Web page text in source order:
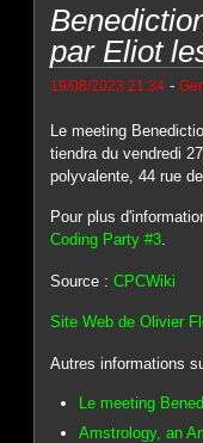
par Eliot
19/08/2023 21:34 -
Le meeting
tiendra du vendredi
polyvalente, 44 rue
Pour plus
Coding Party #3.
Source :CPCWiki
Site Web de Olivier
Autres informations
Le meeting
Amstrology, an